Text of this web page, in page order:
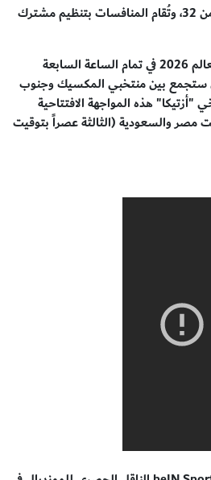
وتشهد هذه النسخة الاستثنائية مشاركة 48 منتخبًا لأول مرة في التاريخ بدلاً من 32، وتُقام المنافسات بتنظيم مشترك
وانطلق قبل قليل الاستوديو التحليلي المصاحب لحفل افتتاح بطولة كأس العالم 2026 في تمام الساعة السابعة
ستجمع بين منتخبي المكسيك وجنوب
هذه المواجهة الافتتاحية
مصر والسعودية (الثالثة عصراً بتوقيت